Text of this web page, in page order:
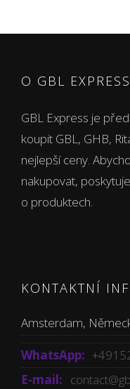
O GBL EXPRESS
GBL Express je
koupit GBL, GHB,
nejlepší ceny.
nakupovat,
o produktech.
KONTAKTNÍ
Amsterdam,
WhatsApp:
E-mail: